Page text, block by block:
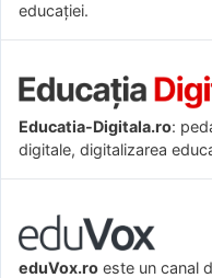
educației.
Educatia-Digitala.ro:
digitale, digitalizarea
eduVox.ro este un canal